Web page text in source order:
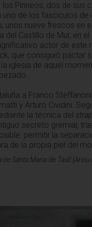
Pirineos, dos de sus
de los fascículos de
unos nueve frescos en
Castillo de Mur, en
actor de este
que consiguió pactar
iglesia de aquel
a Franco
y Arturo Cividini.
la técnica del
secreto gremial,
permitir la
de la propia piel del
Santa María de Taüll